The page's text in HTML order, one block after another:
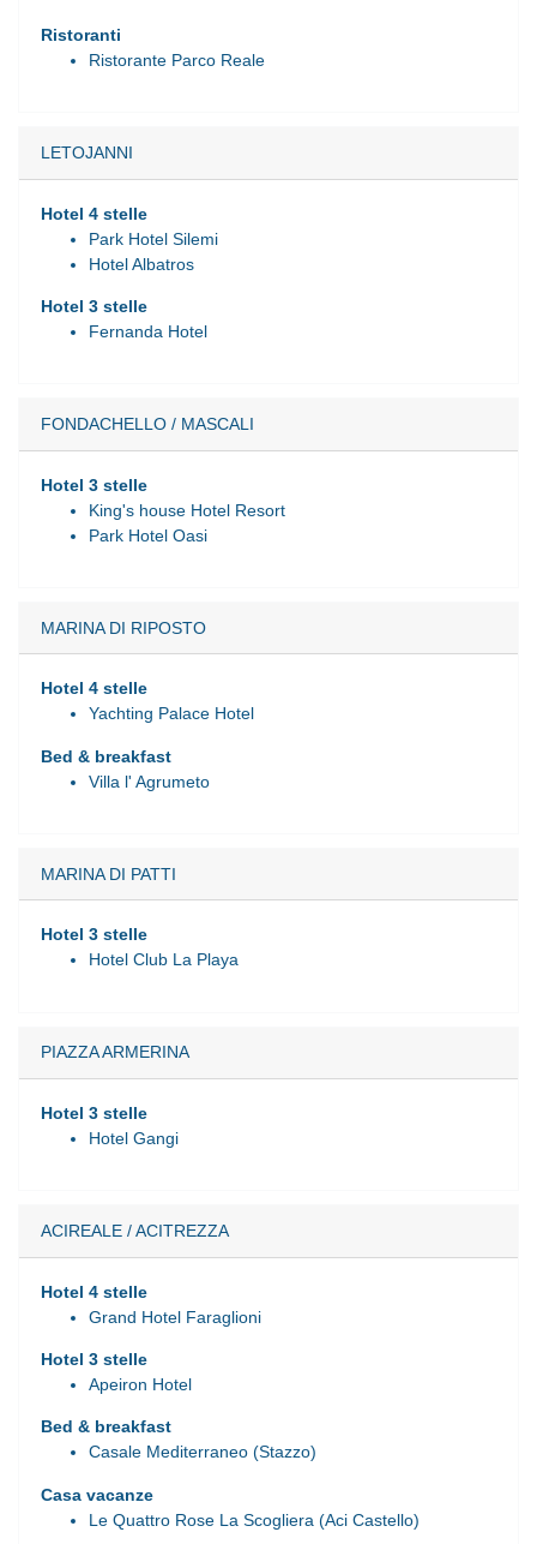
Ristoranti
Ristorante Parco Reale
LETOJANNI
Hotel 4 stelle
Park Hotel Silemi
Hotel Albatros
Hotel 3 stelle
Fernanda Hotel
FONDACHELLO / MASCALI
Hotel 3 stelle
King's house Hotel Resort
Park Hotel Oasi
MARINA DI RIPOSTO
Hotel 4 stelle
Yachting Palace Hotel
Bed & breakfast
Villa l' Agrumeto
MARINA DI PATTI
Hotel 3 stelle
Hotel Club La Playa
PIAZZA ARMERINA
Hotel 3 stelle
Hotel Gangi
ACIREALE / ACITREZZA
Hotel 4 stelle
Grand Hotel Faraglioni
Hotel 3 stelle
Apeiron Hotel
Bed & breakfast
Casale Mediterraneo (Stazzo)
Casa vacanze
Le Quattro Rose La Scogliera (Aci Castello)